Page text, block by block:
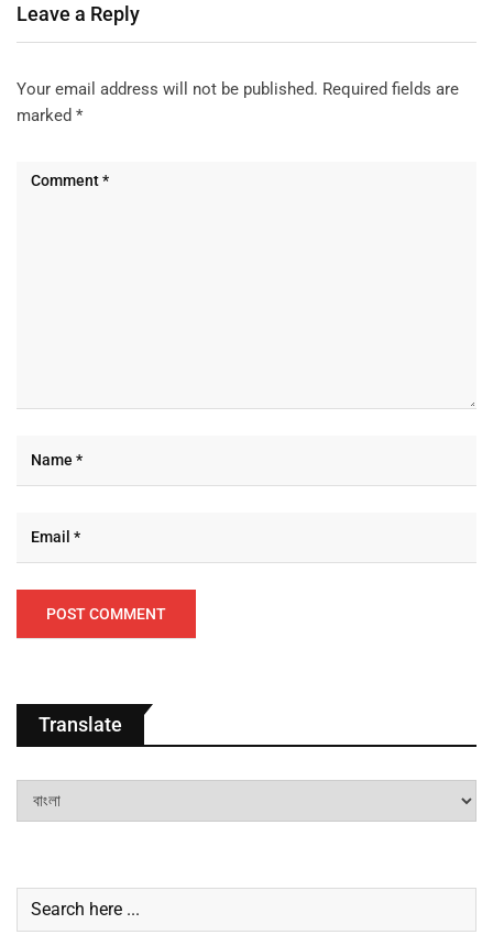
Leave a Reply
Your email address will not be published. Required fields are
marked *
Translate